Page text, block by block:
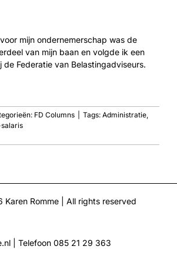
mijn ondernemerschap was de
van mijn baan en volgde ik een
Federatie van Belastingadviseurs.
FD Columns Tags: Administratie,
Karen Romme | All rights reserved
| Telefoon 085 21 29 363